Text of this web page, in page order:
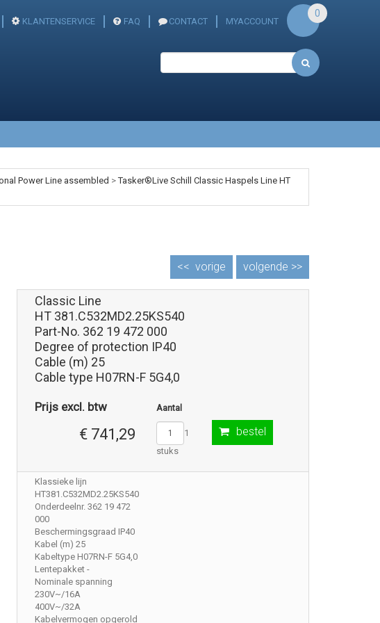
KLANTENSERVICE FAQ CONTACT MYACCOUNT
0
Power Line assembled >Tasker®Live Schill Classic Haspels Line HT
volgende >>
<< vorige
Classic Line
HT 381.C532MD2.25KS540
Part-No. 362 19 472 000
Degree of protection IP40
Cable (m) 25
Cable type H07RN-F 5G4,0
Prijs excl. btw
€ 741,29
Aantal
1
stuks
bestel
Klassieke lijn
HT381.C532MD2.25KS540
Onderdeelnr. 362 19 472
000
Beschermingsgraad IP40
Kabel (m) 25
Kabeltype H07RN-F 5G4,0
Lentepakket -
Nominale spanning
230V~/16A
400V~/32A
Kabelvermogen opgerold